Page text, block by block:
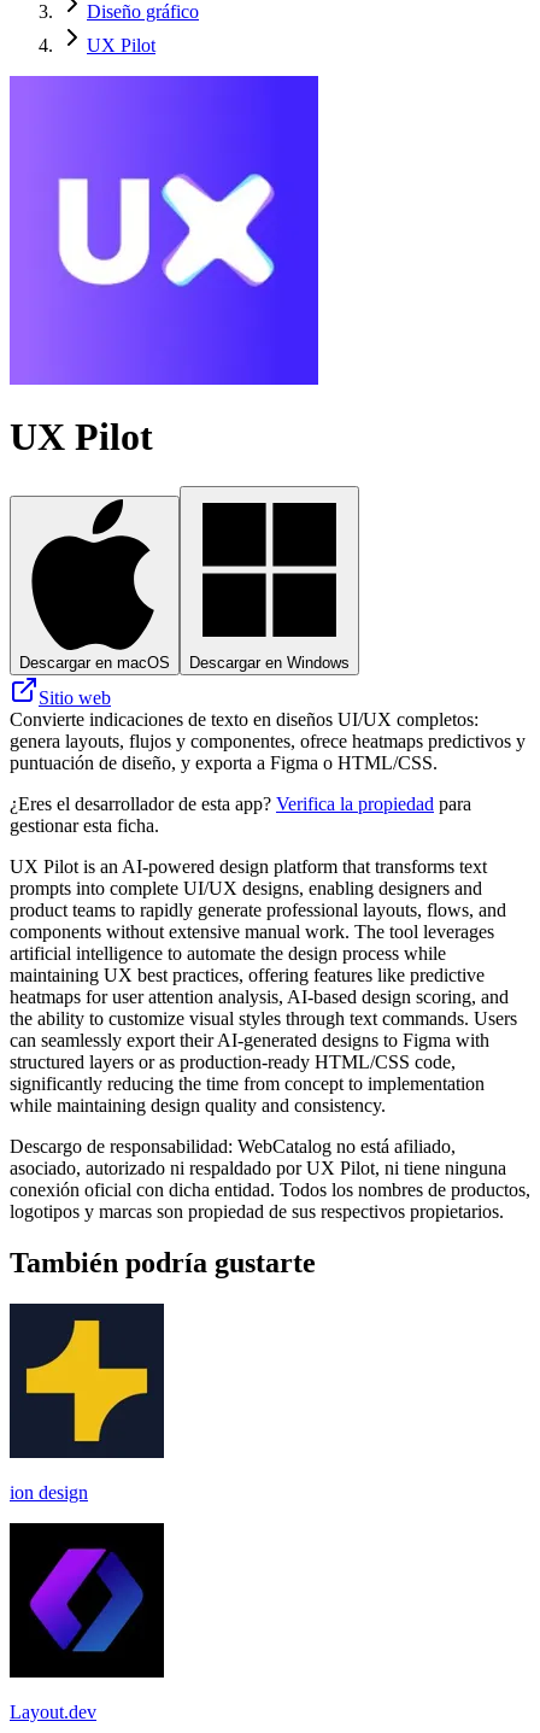
Diseño gráfico
UX Pilot
UX Pilot
Descargar en macOS Descargar en Windows
Sitio web
Convierte indicaciones de texto en diseños UI/UX completos:
genera layouts, flujos y componentes, ofrece heatmaps predictivos y
puntuación de diseño, y exporta a Figma o HTML/CSS.
¿Eres el desarrollador de esta app? Verifica la propiedad para
gestionar esta ficha.
UX Pilot is an AI-powered design platform that transforms text
prompts into complete UI/UX designs, enabling designers and
product teams to rapidly generate professional layouts, flows, and
components without extensive manual work. The tool leverages
artificial intelligence to automate the design process while
maintaining UX best practices, offering features like predictive
heatmaps for user attention analysis, AI-based design scoring, and
the ability to customize visual styles through text commands. Users
can seamlessly export their AI-generated designs to Figma with
structured layers or as production-ready HTML/CSS code,
significantly reducing the time from concept to implementation
while maintaining design quality and consistency.
Descargo de responsabilidad: WebCatalog no está afiliado,
asociado, autorizado ni respaldado por UX Pilot, ni tiene ninguna
conexión oficial con dicha entidad. Todos los nombres de productos,
logotipos y marcas son propiedad de sus respectivos propietarios.
También podría gustarte
ion design
Layout.dev